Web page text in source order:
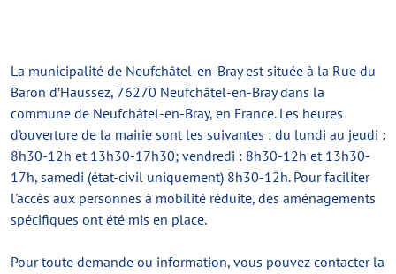
La municipalité de Neufchâtel-en-Bray est située à la Rue du
Baron d’Haussez, 76270 Neufchâtel-en-Bray dans la
commune de Neufchâtel-en-Bray, en France. Les heures
d'ouverture de la mairie sont les suivantes : du lundi au jeudi :
8h30-12h et 13h30-17h30; vendredi : 8h30-12h et 13h30-
17h, samedi (état-civil uniquement) 8h30-12h. Pour faciliter
l'accès aux personnes à mobilité réduite, des aménagements
spécifiques ont été mis en place.
Pour toute demande ou information, vous pouvez contacter la